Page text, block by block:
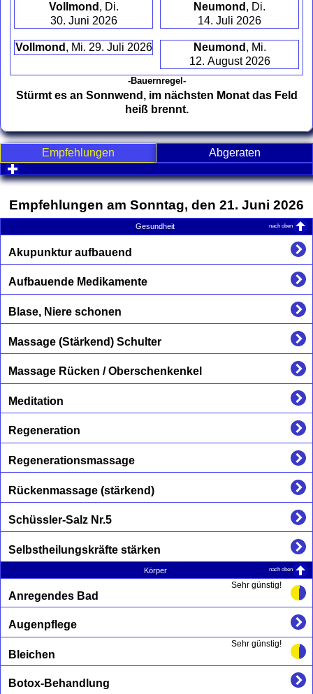
Vollmond , Di.
30. Juni 2026
Neumond , Di.
14. Juli 2026
Vollmond , Mi. 29. Juli 2026 Neumond , Mi.
12. August 2026
-Bauernregel-
Stürmt es an Sonnwend, im nächsten Monat das Feld
heiß brennt.
Empfehlungen
Abgeraten
click to expand contents
Empfehlungen am Sonntag, den 21. Juni 2026
Gesundheit nach oben
Akupunktur aufbauend
Aufbauende Medikamente
Blase, Niere schonen
Massage (Stärkend) Schulter
Massage Rücken / Oberschenkenkel
Meditation
Regeneration
Regenerationsmassage
Rückenmassage (stärkend)
Schüssler-Salz Nr.5
Selbstheilungskräfte stärken
Körper nach oben
Sehr günstig!
Anregendes Bad
Augenpflege
Sehr günstig!
Bleichen
Botox-Behandlung